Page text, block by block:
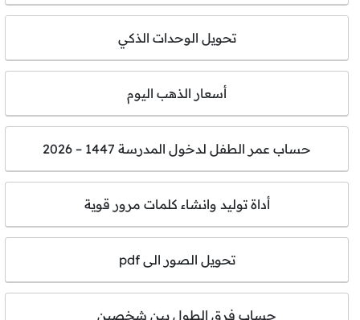
تحويل الوحدات الذكي
أسعار الذهب اليوم
حساب عمر الطفل لدخول المدرسة 1447 – 2026
أداة توليد وانشاء كلمات مرور قوية
تحويل الصور الى pdf
حساب فرق الطول بين شخصين